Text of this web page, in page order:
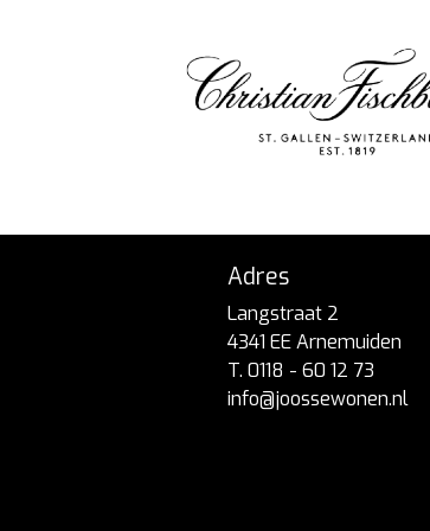
Adres
Langstraat 2
4341 EE Arnemuiden
T. 0118 - 60 12 73
info@joossewonen.nl